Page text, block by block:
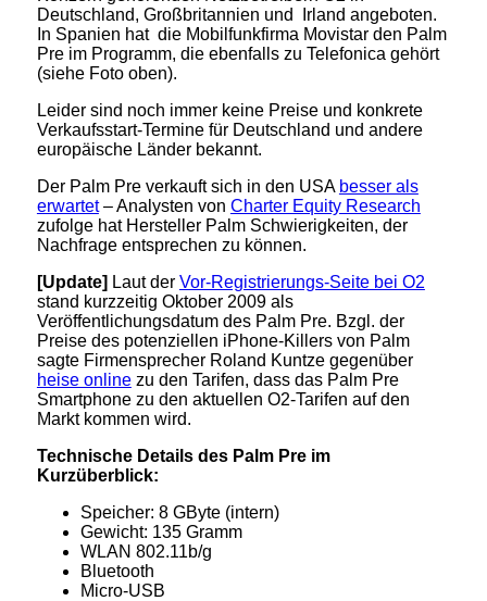
Deutschland, Großbritannien und Irland angeboten.
In Spanien hat die Mobilfunkfirma Movistar den Palm
Pre im Programm, die ebenfalls zu Telefonica gehört
(siehe Foto oben).
Leider sind noch immer keine Preise und konkrete
Verkaufsstart-Termine für Deutschland und andere
europäische Länder bekannt.
Der Palm Pre verkauft sich in den USA besser als
erwartet– Analysten von Charter Equity Research
zufolge hat Hersteller Palm Schwierigkeiten, der
Nachfrage entsprechen zu können.
[Update] Laut der Vor-Registrierungs-Seite bei O2
stand kurzzeitig Oktober 2009 als
Veröffentlichungsdatum des Palm Pre. Bzgl. der
Preise des potenziellen iPhone-Killers von Palm
sagte Firmensprecher Roland Kuntze gegenüber
heise onlinezu den Tarifen, dass das Palm Pre
Smartphone zu den aktuellen O2-Tarifen auf den
Markt kommen wird.
Technische Details des Palm Pre im
Kurzüberblick:
Speicher: 8 GByte (intern)
Gewicht: 135 Gramm
WLAN 802.11b/g
Bluetooth
Micro-USB